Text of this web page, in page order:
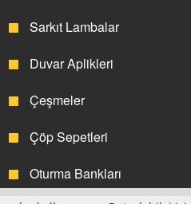
Sarkıt Lambalar
Duvar Aplikleri
Çeşmeler
Çöp Sepetleri
Oturma Bankları